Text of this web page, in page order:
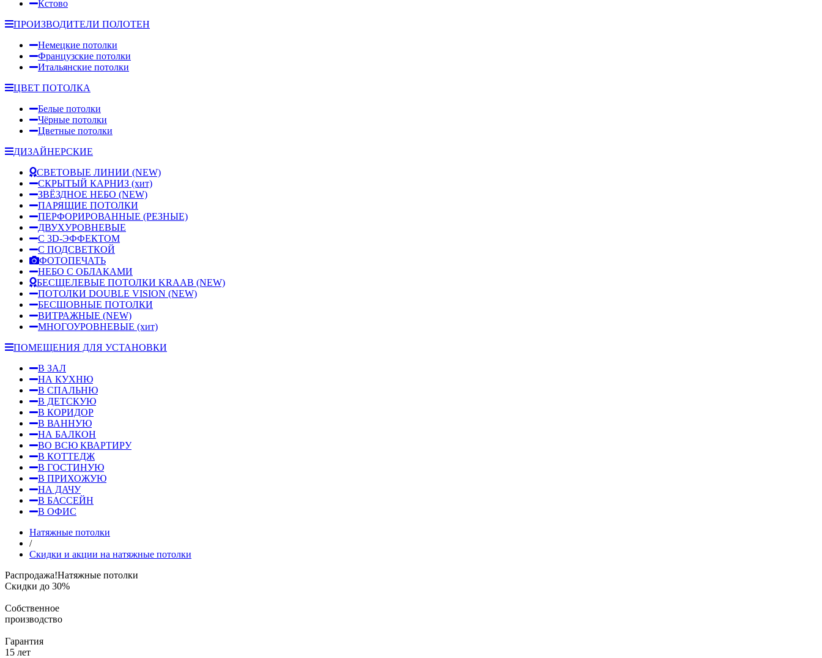
Кстово
ПРОИЗВОДИТЕЛИ ПОЛОТЕН
Немецкие потолки
Французские потолки
Итальянские потолки
ЦВЕТ ПОТОЛКА
Белые потолки
Чёрные потолки
Цветные потолки
ДИЗАЙНЕРСКИЕ
СВЕТОВЫЕ ЛИНИИ (NEW)
СКРЫТЫЙ КАРНИЗ (хит)
ЗВЁЗДНОЕ НЕБО (NEW)
ПАРЯЩИЕ ПОТОЛКИ
ПЕРФОРИРОВАННЫЕ (РЕЗНЫЕ)
ДВУХУРОВНЕВЫЕ
С 3D-ЭФФЕКТОМ
С ПОДСВЕТКОЙ
ФОТОПЕЧАТЬ
НЕБО С ОБЛАКАМИ
БЕСЩЕЛЕВЫЕ ПОТОЛКИ KRAAB (NEW)
ПОТОЛКИ DOUBLE VISION (NEW)
БЕСШОВНЫЕ ПОТОЛКИ
ВИТРАЖНЫЕ (NEW)
МНОГОУРОВНЕВЫЕ (хит)
ПОМЕЩЕНИЯ ДЛЯ УСТАНОВКИ
В ЗАЛ
НА КУХНЮ
В СПАЛЬНЮ
В ДЕТСКУЮ
В КОРИДОР
В ВАННУЮ
НА БАЛКОН
ВО ВСЮ КВАРТИРУ
В КОТТЕДЖ
В ГОСТИНУЮ
В ПРИХОЖУЮ
НА ДАЧУ
В БАССЕЙН
В ОФИС
Натяжные потолки
/
Скидки и акции на натяжные потолки
Распродажа!Натяжные потолки
Скидки до 30%
Собственное
производство
Гарантия
15 лет